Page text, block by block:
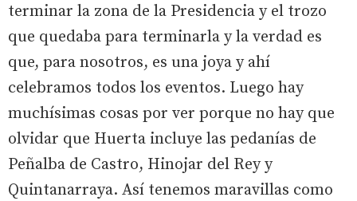
terminar la zona de la Presidencia y el trozo
que quedaba para terminarla y la verdad es
que, para nosotros, es una joya y ahí
celebramos todos los eventos. Luego hay
muchísimas cosas por ver porque no hay que
olvidar que Huerta incluye las pedanías de
Peñalba de Castro, Hinojar del Rey y
Quintanarraya. Así tenemos maravillas como